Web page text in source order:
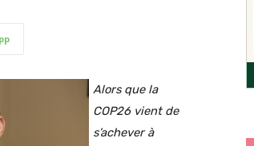
Alors que la
COP26 vient de
s’achever à